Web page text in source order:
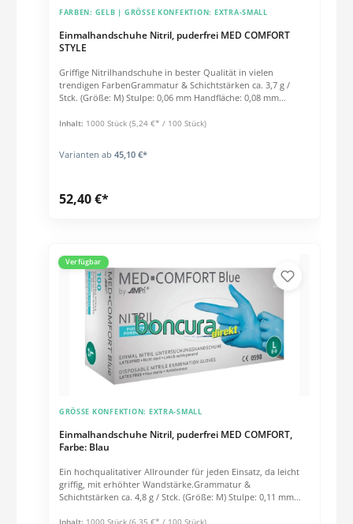
Einmalhandschuhe Nitril, puderfrei MED COMFORT
STYLE
FARBEN: GELB | GRÖSSE KONFEKTION: EXTRA-SMALL
Griffige Nitrilhandschuhe in bester Qualität in vielen
trendigen FarbenGrammatur & Schichtstärken ca. 3,7 g /
Stck. (Größe: M) Stulpe: 0,06 mm Handfläche: 0,08 mm
Finger-Oberfläche innen chloriert polymerbeschichtet Länge:
EN 374-3:2003
Inhalt: 1000 Stück (5,24 €* / 100 Stück)
Varianten ab 45,10 €*
52,40 €*
Verfügbar
Einmalhandschuhe Nitril, puderfrei MED COMFORT,
Farbe: Blau
GRÖSSE KONFEKTION: EXTRA-SMALL
Ein hochqualitativer Allrounder für jeden Einsatz, da leicht
griffig, mit erhöhter Wandstärke.Grammatur &
Schichtstärken ca. 4,8 g / Stck. (Größe: M) Stulpe: 0,11 mm